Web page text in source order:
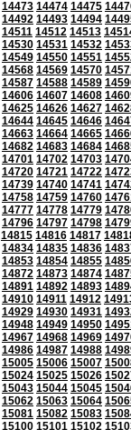
14473 14474 14475
14492 14493 14494
14511 14512 14513
14530 14531 14532
14549 14550 14551
14568 14569 14570
14587 14588 14589
14606 14607 14608
14625 14626 14627
14644 14645 14646
14663 14664 14665
14682 14683 14684
14701 14702 14703
14720 14721 14722
14739 14740 14741
14758 14759 14760
14777 14778 14779
14796 14797 14798
14815 14816 14817
14834 14835 14836
14853 14854 14855
14872 14873 14874
14891 14892 14893
14910 14911 14912
14929 14930 14931
14948 14949 14950
14967 14968 14969
14986 14987 14988
15005 15006 15007
15024 15025 15026
15043 15044 15045
15062 15063 15064
15081 15082 15083
15100 15101 15102